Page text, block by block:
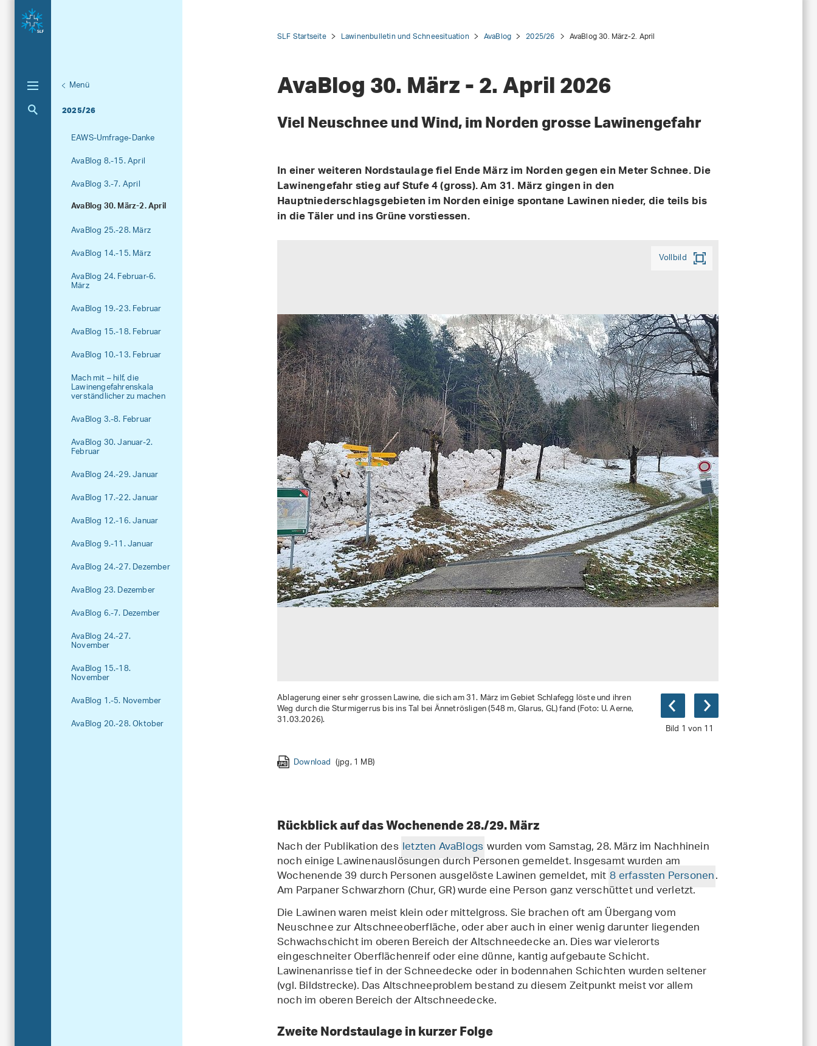
Unternavigation
Menü
2025/26
Aktuelle Navigation
EAWS-Umfrage-Danke
AvaBlog 8.-15. April
AvaBlog 3.-7. April
AvaBlog 30. März-2. April
AvaBlog 25.-28. März
AvaBlog 14.-15. März
AvaBlog 24. Februar-6.
März
AvaBlog 19.-23. Februar
AvaBlog 15.-18. Februar
AvaBlog 10.-13. Februar
Mach mit – hilf, die
Lawinengefahrenskala
verständlicher zu machen
AvaBlog 3.-8. Februar
AvaBlog 30. Januar-2.
Februar
AvaBlog 24.-29. Januar
AvaBlog 17.-22. Januar
AvaBlog 12.-16. Januar
AvaBlog 9.-11. Januar
AvaBlog 24.-27. Dezember
AvaBlog 23. Dezember
AvaBlog 6.-7. Dezember
AvaBlog 24.-27.
November
AvaBlog 15.-18.
November
AvaBlog 1.-5. November
AvaBlog 20.-28. Oktober
SLF Startseite Lawinenbulletin und Schneesituation AvaBlog 2025/26 AvaBlog 30. März-2. April
AvaBlog 30. März - 2. April 2026
Viel Neuschnee und Wind, im Norden grosse Lawinengefahr
In einer weiteren Nordstaulage fiel Ende März im Norden gegen ein Meter Schnee. Die
Lawinengefahr stieg auf Stufe 4 (gross). Am 31. März gingen in den
Hauptniederschlagsgebieten im Norden einige spontane Lawinen nieder, die teils bis
in die Täler und ins Grüne vorstiessen.
Vollbild
Bild 1 von 11
Ablagerung einer sehr grossen Lawine, die sich am 31. März im Gebiet Schlafegg löste und ihren
Weg durch die Sturmigerrus bis ins Tal bei Ännetrösligen (548 m, Glarus, GL) fand (Foto: U. Aerne,
31.03.2026).
Download (jpg, 1 MB)
Download (jpg, 3 MB)
Download (jpg, 411 KB)
Download (jpg, 3 MB)
Download (jpg, 309 KB)
Download (jpg, 8 MB)
Download (jpg, 2 MB)
Rückblick auf das Wochenende 28./29. März
Nach der Publikation des letzten AvaBlogswurden vom Samstag, 28. März im Nachhinein
noch einige Lawinenauslösungen durch Personen gemeldet. Insgesamt wurden am
Wochenende 39 durch Personen ausgelöste Lawinen gemeldet, mit8 erfassten Personen.
Am Parpaner Schwarzhorn (Chur, GR) wurde eine Person ganz verschüttet und verletzt.
Die Lawinen waren meist klein oder mittelgross. Sie brachen oft am Übergang vom
Neuschnee zur Altschneeoberfläche, oder aber auch in einer wenig darunter liegenden
Schwachschicht im oberen Bereich der Altschneedecke an. Dies war vielerorts
eingeschneiter Oberflächenreif oder eine dünne, kantig aufgebaute Schicht.
Lawinenanrisse tief in der Schneedecke oder in bodennahen Schichten wurden seltener
(vgl. Bildstrecke). Das Altschneeproblem bestand zu diesem Zeitpunkt meist vor allem
noch im oberen Bereich der Altschneedecke.
Zweite Nordstaulage in kurzer Folge